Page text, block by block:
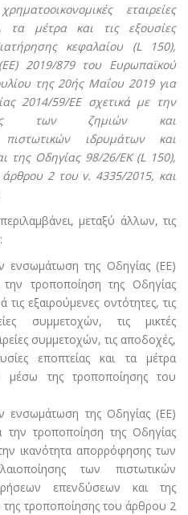
εταιρείες
τα μέτρα και τις εξουσίες
κεφαλαίου (L 150),
2019/879 του Ευρωπαϊκού
της 20ής Μαΐου 2019 για
2014/59/ΕΕ σχετικά με την
των ζημιών και
ιδρυμάτων και
της Οδηγίας 98/26/ΕΚ (L 150),
2 του v. 4335/2015, και
μεταξύ άλλων, τις
ενσωμάτωση της Οδηγίας (ΕΕ)
τροποποίηση της Οδηγίας
εξαιρούμενες οντότητες, τις
συμμετοχών, τις μικτές
συμμετοχών, τις αποδοχές,
εποπτείας και τα μέτρα
μέσω της τροποποίησης του
ενσωμάτωση της Οδηγίας (ΕΕ)
τροποποίηση της Οδηγίας
ικανότητα απορρόφησης των
των πιστωτικών
επενδύσεων και της
τροποποίησης του άρθρου 2